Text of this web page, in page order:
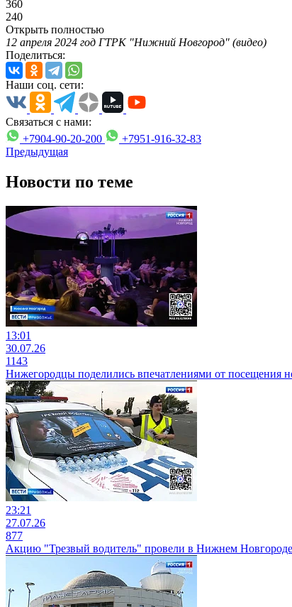
360
240
Открыть полностью
12 апреля 2024 год ГТРК "Нижний Новгород" (видео)
Поделиться:
Наши соц. сети:
Связаться с нами:
+7904-90-20-200
+7951-916-32-83
Предыдущая
Новости по теме
13:01
30.07.26
1143
Нижегородцы поделились впечатлениями от посещения
23:21
27.07.26
877
Акцию "Трезвый водитель" провели в Нижнем Новгороде